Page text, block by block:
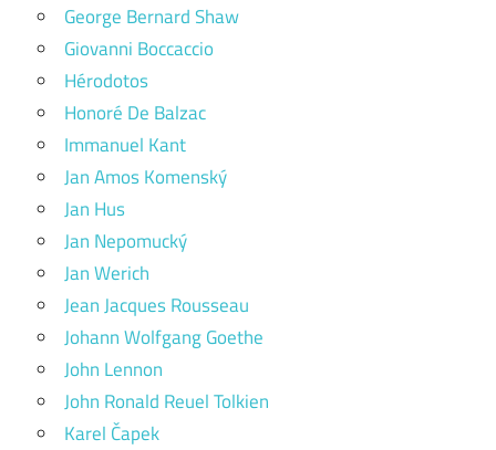
George Bernard Shaw
Giovanni Boccaccio
Hérodotos
Honoré De Balzac
Immanuel Kant
Jan Amos Komenský
Jan Hus
Jan Nepomucký
Jan Werich
Jean Jacques Rousseau
Johann Wolfgang Goethe
John Lennon
John Ronald Reuel Tolkien
Karel Čapek